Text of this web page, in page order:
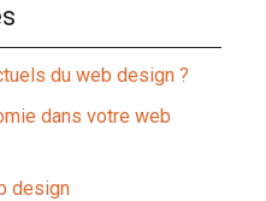
du web design ?
dans votre web
design